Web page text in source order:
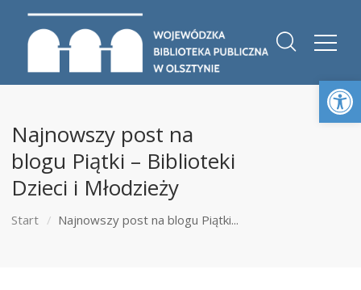
Najnowszy post na
blogu Piątki – Biblioteki
Dzieci i Młodzieży
Start Najnowszy post na blogu Piątki...